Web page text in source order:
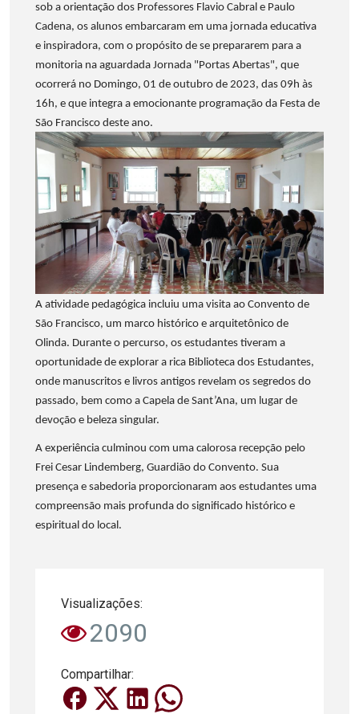
sob a orientação dos Professores Flavio Cabral e Paulo
Cadena, os alunos embarcaram em uma jornada educativa
e inspiradora, com o propósito de se prepararem para a
monitoria na aguardada Jornada "Portas Abertas", que
ocorrerá no Domingo, 01 de outubro de 2023, das 09h às
16h, e que integra a emocionante programação da Festa de
São Francisco deste ano.
A atividade pedagógica incluiu uma visita ao Convento de
São Francisco, um marco histórico e arquitetônico de
Olinda. Durante o percurso, os estudantes tiveram a
oportunidade de explorar a rica Biblioteca dos Estudantes,
onde manuscritos e livros antigos revelam os segredos do
passado, bem como a Capela de Sant’Ana, um lugar de
devoção e beleza singular.
A experiência culminou com uma calorosa recepção pelo
Frei Cesar Lindemberg, Guardião do Convento. Sua
presença e sabedoria proporcionaram aos estudantes uma
compreensão mais profunda do significado histórico e
espiritual do local.
Visualizações:
2090
Compartilhar: